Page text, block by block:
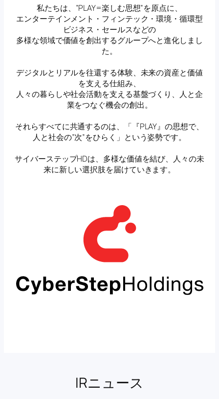
私たちは、”PLAY=楽しむ思想”を原点に、
エンターテインメント・フィンテック・環境・循環型
ビジネス・セールスなどの
多様な領域で価値を創出するグループへと進化しまし
た。
デジタルとリアルを往還する体験、未来の資産と価値
を支える仕組み、
人々の暮らしや社会活動を支える基盤づくり、人と企
業をつなぐ機会の創出。
それらすべてに共通するのは、「『PLAY』の思想で、
人と社会の”次”をひらく」という姿勢です。
サイバーステップHDは、多様な価値を結び、人々の未
来に新しい選択肢を届けていきます。
IRニュース